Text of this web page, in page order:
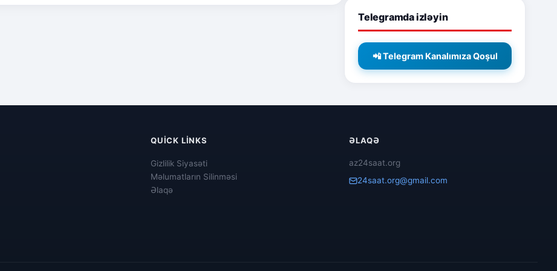
Telegramda izləyin
📲 Telegram Kanalımıza Qoşul
QUICK LINKS
Gizlilik Siyasəti
Məlumatların Silinməsi
Əlaqə
ƏLAQƏ
az24saat.org
24saat.org@gmail.com